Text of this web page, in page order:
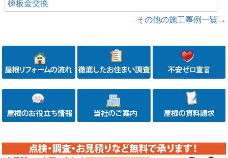
棟板金交換
その他の施工事例一覧→